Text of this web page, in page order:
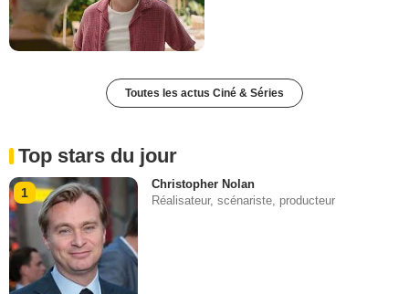
Toutes les actus Ciné & Séries
Top stars du jour
1
Christopher Nolan
Réalisateur, scénariste, producteur